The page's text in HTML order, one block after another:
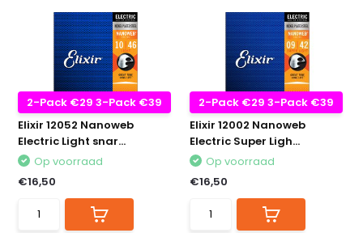
2-Pack €29 3-Pack €39
Elixir 12052 Nanoweb
Electric Light snar...
Op voorraad
€16,50
2-Pack €29 3-Pack €39
Elixir 12002 Nanoweb
Electric Super Ligh...
Op voorraad
€16,50